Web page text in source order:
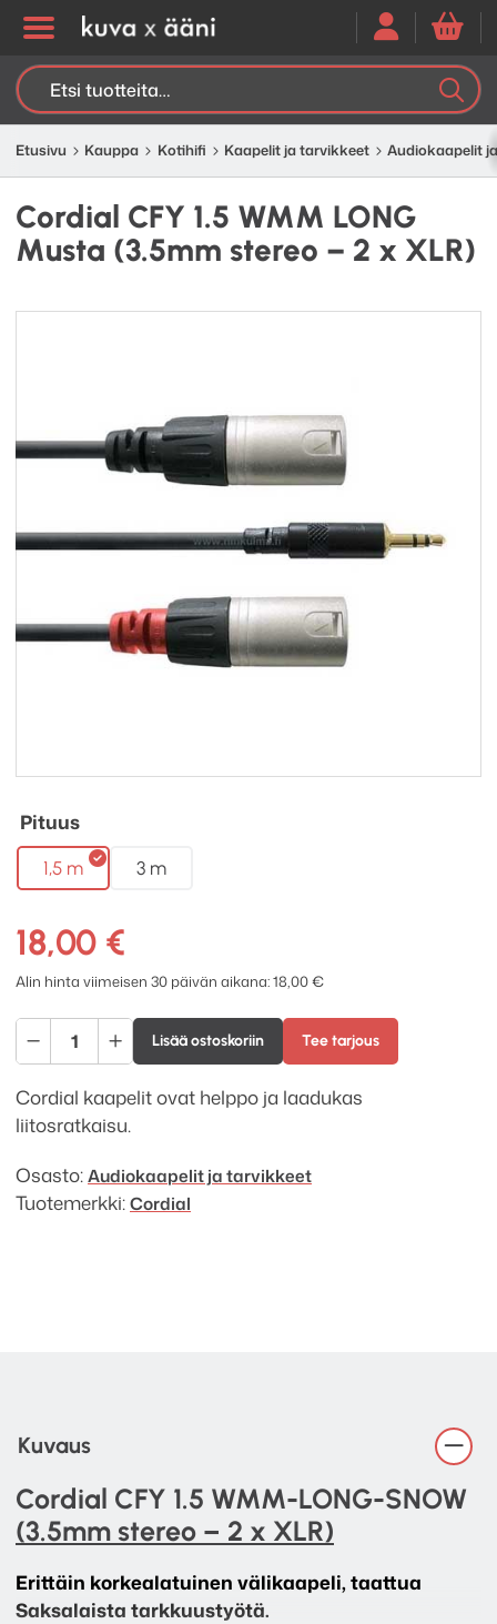
Etsi:
Etusivu Kauppa Kotihifi Kaapelit ja tarvikkeet Audiokaapelit
Cordial CFY 1.5 WMM LONG
Musta (3.5mm stereo – 2 x XLR)
Pituus
1,5 m 3 m
18,00 €
Alin hinta viimeisen 30 päivän aikana:18,00€
Cordial
CFY
1.5
WMM
LONG
Musta
(3.5mm
Lisää ostoskoriin Tee tarjous
Cordial kaapelit ovat helppo ja laadukas
liitosratkaisu.
Osasto:Audiokaapelit ja tarvikkeet
Tuotemerkki:Cordial
Kuvaus
Cordial CFY 1.5 WMM-LONG-SNOW
(3.5mm stereo – 2 x XLR)
Erittäin korkealatuinen välikaapeli, taattua
Saksalaista tarkkuustyötä.